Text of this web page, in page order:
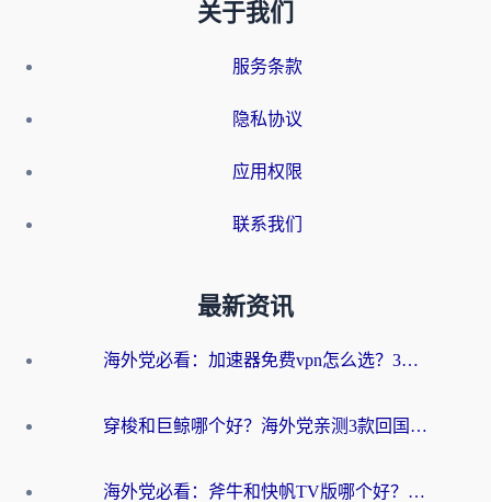
关于我们
服务条款
隐私协议
应用权限
联系我们
最新资讯
海外党必看：加速器免费vpn怎么选？3步教你无缝访问国内资源
穿梭和巨鲸哪个好？海外党亲测3款回国加速器，教你避开90%的坑
海外党必看：斧牛和快帆TV版哪个好？3分钟选对回国加速器，无缝刷B站、追热剧